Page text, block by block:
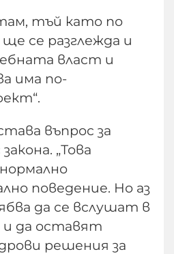
тъй като по
се разглежда и
власт и
има по-
въпрос за
„Това
поведение. Но аз
да се вслушат в
и да оставят
решения за